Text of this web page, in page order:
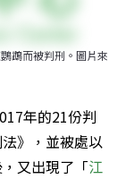
鵡而被判刑。圖片來
年的21份判
》，並被處以
又出現了「江